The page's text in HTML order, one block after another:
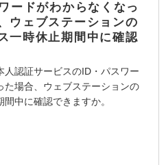
ードがわからなくなっ
ウェブステーションの
一時休止期間中に確認
人認証サービスのID・パスワー
た場合、ウェブステーションの
中に確認できますか。